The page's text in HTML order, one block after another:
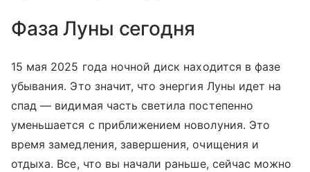
Фаза Луны сегодня
15 мая 2025 года ночной диск находится в фазе
убывания. Это значит, что энергия Луны идет на
спад — видимая часть светила постепенно
уменьшается с приближением новолуния. Это
время замедления, завершения, очищения и
отдыха. Все, что вы начали раньше, сейчас можно